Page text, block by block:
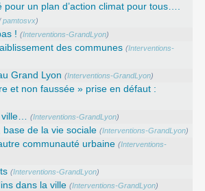
un plan d’action climat pour tous….
pamtosvx)
! (Interventions-GrandLyon)
des communes (Interventions-
Grand Lyon (Interventions-GrandLyon)
et non faussée » prise en défaut :
(Interventions-GrandLyon)
de la vie sociale (Interventions-GrandLyon)
communauté urbaine (Interventions-
(Interventions-GrandLyon)
dans la ville (Interventions-GrandLyon)